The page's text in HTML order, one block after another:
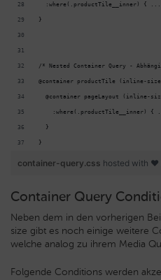
:where(.productTile__inner) {
}
/* Nested Container Query -
@container productTile (inline-
@container pageLayout (inline-
:where(.productTile__inner) {
  }
}
container-query.css hosted with ❤
Container Query
Neben dem in den vorherigen
size gibt es noch einige weitere
welche analog zu ihrem Media
Folgende Conditions werden